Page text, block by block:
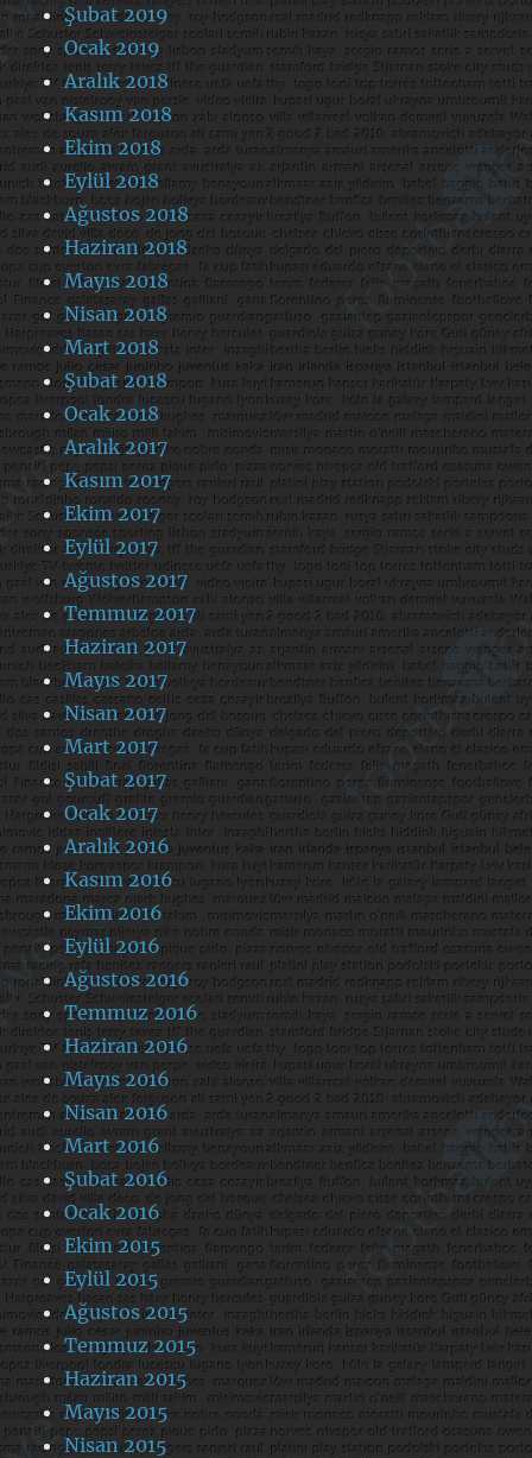
Şubat 2019
Ocak 2019
Aralık 2018
Kasım 2018
Ekim 2018
Eylül 2018
Ağustos 2018
Haziran 2018
Mayıs 2018
Nisan 2018
Mart 2018
Şubat 2018
Ocak 2018
Aralık 2017
Kasım 2017
Ekim 2017
Eylül 2017
Ağustos 2017
Temmuz 2017
Haziran 2017
Mayıs 2017
Nisan 2017
Mart 2017
Şubat 2017
Ocak 2017
Aralık 2016
Kasım 2016
Ekim 2016
Eylül 2016
Ağustos 2016
Temmuz 2016
Haziran 2016
Mayıs 2016
Nisan 2016
Mart 2016
Şubat 2016
Ocak 2016
Ekim 2015
Eylül 2015
Ağustos 2015
Temmuz 2015
Haziran 2015
Mayıs 2015
Nisan 2015